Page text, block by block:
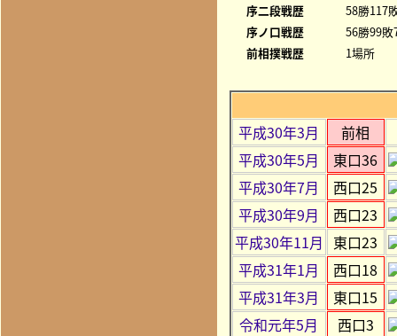
序二段戦歴
58勝117
序ノ口戦歴
56勝99
前相撲戦歴
1場所
平成30年3月
前相
平成30年5月
東口36
平成30年7月
西口25
平成30年9月
西口23
平成30年11月 東口23
平成31年1月
西口18
平成31年3月
東口15
令和元年5月
西口3